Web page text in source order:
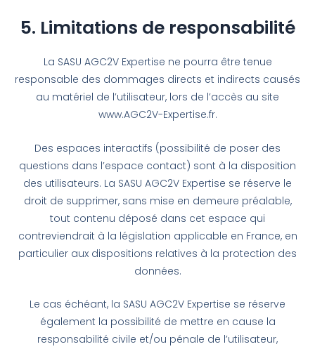
5. Limitations de responsabilité
La SASU AGC2V Expertise ne pourra être tenue
responsable des dommages directs et indirects causés
au matériel de l’utilisateur, lors de l’accès au site
www.AGC2V-Expertise.fr.
Des espaces interactifs (possibilité de poser des
questions dans l’espace contact) sont à la disposition
des utilisateurs. La SASU AGC2V Expertise se réserve le
droit de supprimer, sans mise en demeure préalable,
tout contenu déposé dans cet espace qui
contreviendrait à la législation applicable en France, en
particulier aux dispositions relatives à la protection des
données.
Le cas échéant, la SASU AGC2V Expertise se réserve
également la possibilité de mettre en cause la
responsabilité civile et/ou pénale de l’utilisateur,